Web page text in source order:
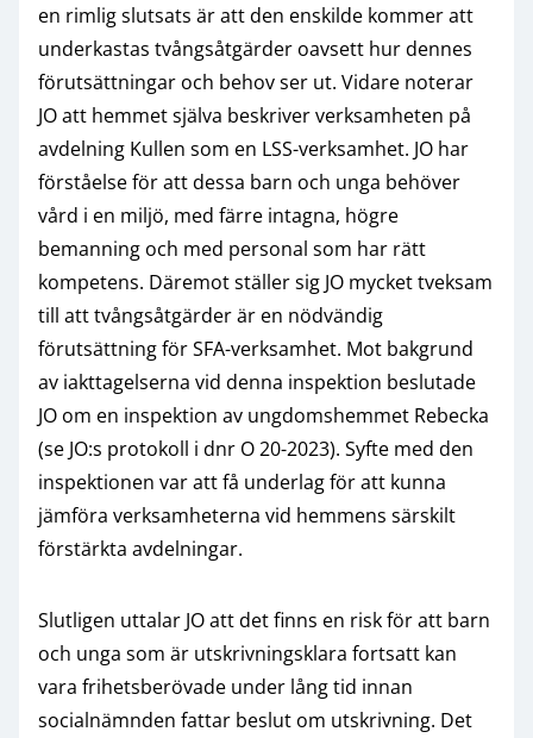
en rimlig slutsats är att den enskilde kommer att
underkastas tvångsåtgärder oavsett hur dennes
förutsättningar och behov ser ut. Vidare noterar
JO att hemmet själva beskriver verksamheten på
avdelning Kullen som en LSS-verksamhet. JO har
förståelse för att dessa barn och unga behöver
vård i en miljö, med färre intagna, högre
bemanning och med personal som har rätt
kompetens. Däremot ställer sig JO mycket tveksam
till att tvångsåtgärder är en nödvändig
förutsättning för SFA-verksamhet. Mot bakgrund
av iakttagelserna vid denna inspektion beslutade
JO om en inspektion av ungdomshemmet Rebecka
(se JO:s protokoll i dnr O 20-2023). Syfte med den
inspektionen var att få underlag för att kunna
jämföra verksamheterna vid hemmens särskilt
förstärkta avdelningar.
Slutligen uttalar JO att det finns en risk för att barn
och unga som är utskrivningsklara fortsatt kan
vara frihetsberövade under lång tid innan
socialnämnden fattar beslut om utskrivning. Det